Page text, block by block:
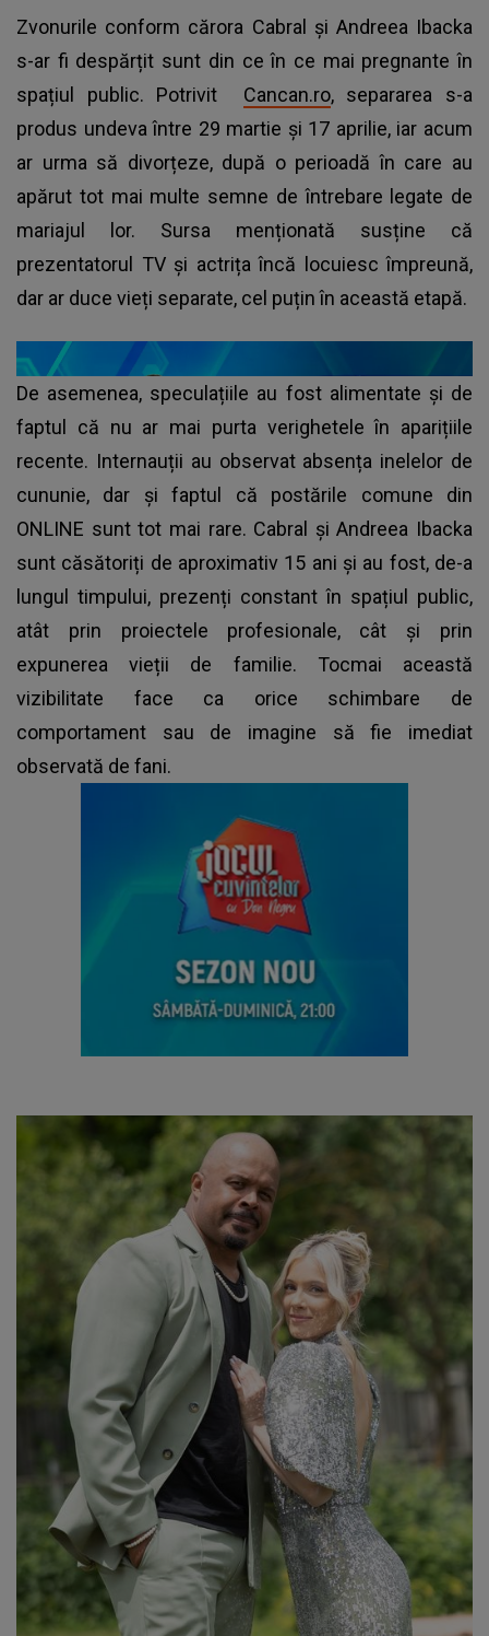
Zvonurile conform cărora Cabral și Andreea Ibacka
s-ar fi despărțit sunt din ce în ce mai pregnante în
spațiul public. Potrivit Cancan.ro, separarea s-a
produs undeva între 29 martie și 17 aprilie, iar acum
ar urma să divorțeze, după o perioadă în care au
apărut tot mai multe semne de întrebare legate de
mariajul lor. Sursa menționată susține că
prezentatorul TV și actrița încă locuiesc împreună,
dar ar duce vieți separate, cel puțin în această etapă.
De asemenea, speculațiile au fost alimentate și de
faptul că nu ar mai purta verighetele în aparițiile
recente. Internauții au observat absența inelelor de
cununie, dar și faptul că postările comune din
ONLINE sunt tot mai rare. Cabral și Andreea Ibacka
sunt căsătoriți de aproximativ 15 ani și au fost, de-a
lungul timpului, prezenți constant în spațiul public,
atât prin proiectele profesionale, cât și prin
expunerea vieții de familie. Tocmai această
vizibilitate face ca orice schimbare de
comportament sau de imagine să fie imediat
observată de fani.